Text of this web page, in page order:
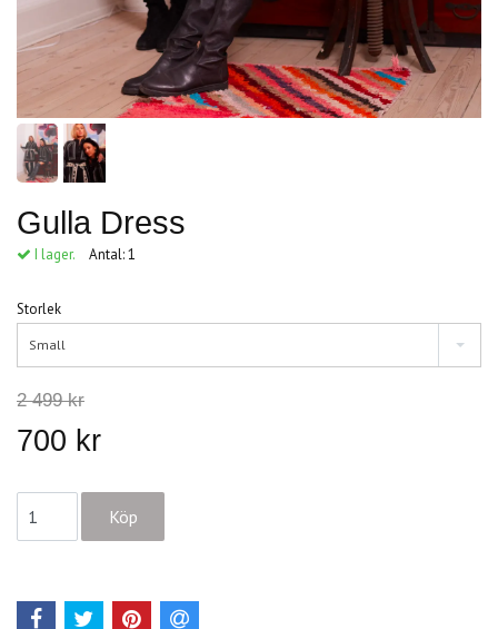
Gulla Dress
I lager. Antal:1
Storlek
Small
2 499 kr
700 kr